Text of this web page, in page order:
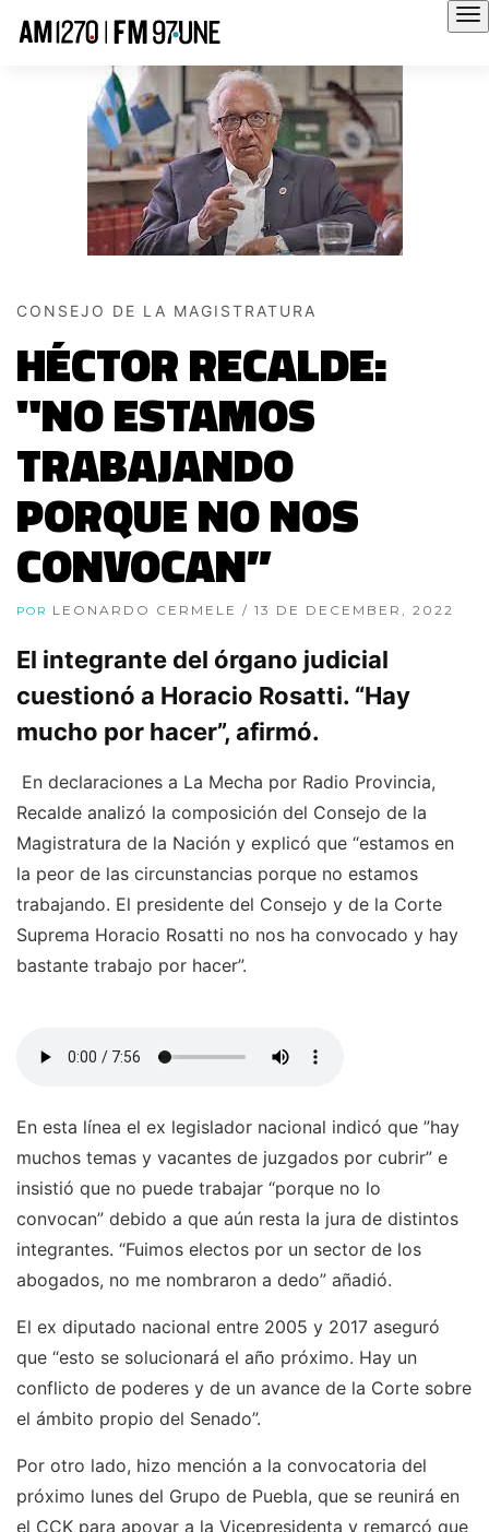
CONSEJO DE LA MAGISTRATURA
HÉCTOR RECALDE:
"NO ESTAMOS
TRABAJANDO
PORQUE NO NOS
CONVOCAN”
POR LEONARDO CERMELE / 13 DE DECEMBER, 2022
El integrante del órgano judicial
cuestionó a Horacio Rosatti. “Hay
mucho por hacer”, afirmó.
En declaraciones a La Mecha por Radio Provincia,
Recalde analizó la composición del Consejo de la
Magistratura de la Nación y explicó que “estamos en
la peor de las circunstancias porque no estamos
trabajando. El presidente del Consejo y de la Corte
Suprema Horacio Rosatti no nos ha convocado y hay
bastante trabajo por hacer”.
En esta línea el ex legislador nacional indicó que ”hay
muchos temas y vacantes de juzgados por cubrir” e
insistió que no puede trabajar “porque no lo
convocan” debido a que aún resta la jura de distintos
integrantes. “Fuimos electos por un sector de los
abogados, no me nombraron a dedo” añadió.
El ex diputado nacional entre 2005 y 2017 aseguró
que “esto se solucionará el año próximo. Hay un
conflicto de poderes y de un avance de la Corte sobre
el ámbito propio del Senado”.
Por otro lado, hizo mención a la convocatoria del
próximo lunes del Grupo de Puebla, que se reunirá en
el CCK para apoyar a la Vicepresidenta y remarcó que